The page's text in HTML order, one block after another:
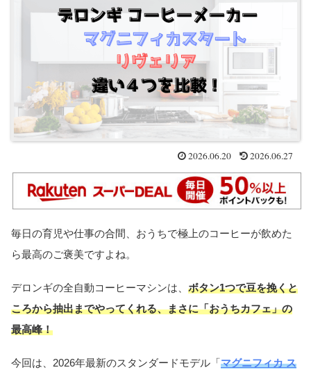
2026.06.20 2026.06.27
毎日の育児や仕事の合間、おうちで極上のコーヒーが飲めた
ら最高のご褒美ですよね。
デロンギの全自動コーヒーマシンは、 ボタン1つで豆を挽くと
ころから抽出までやってくれる、まさに「おうちカフェ」の
最高峰！
今回は、2026年最新のスタンダードモデル「マグニフィカ ス